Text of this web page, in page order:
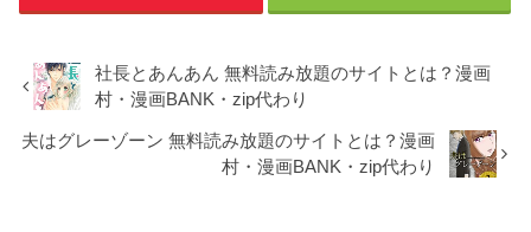
社長とあんあん 無料読み放題のサイトとは？漫画
村・漫画BANK・zip代わり
夫はグレーゾーン 無料読み放題のサイトとは？漫画
村・漫画BANK・zip代わり